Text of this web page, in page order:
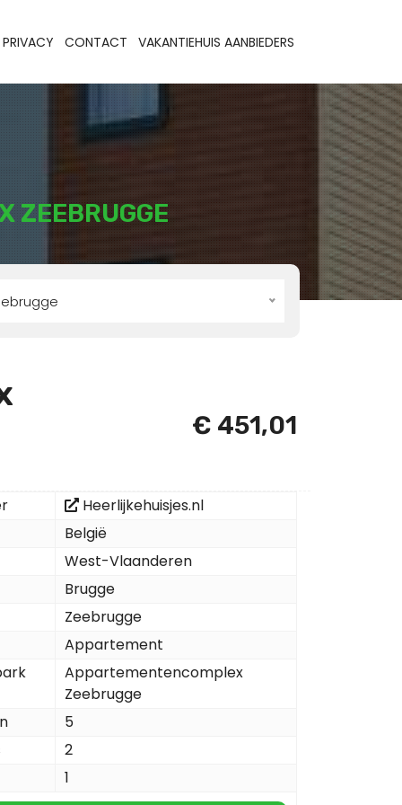
PRIVACY CONTACT VAKANTIEHUIS AANBIEDERS
ZEEBRUGGE
€ 451,01
Heerlijkehuisjes.nl
België
West-Vlaanderen
Brugge
Zeebrugge
Appartement
Appartementencomplex
Zeebrugge
5
2
1